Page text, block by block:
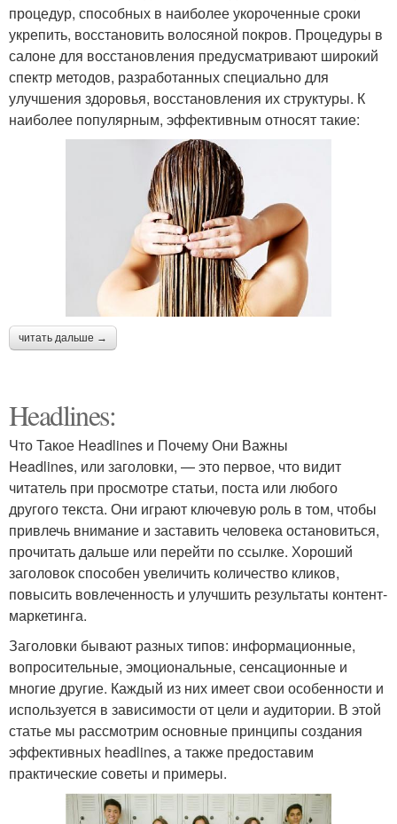
процедур, способных в наиболее укороченные сроки
укрепить, восстановить волосяной покров. Процедуры в
салоне для восстановления предусматривают широкий
спектр методов, разработанных специально для
улучшения здоровья, восстановления их структуры. К
наиболее популярным, эффективным относят такие:
читать дальше →
Headlines:
Что Такое Headlines и Почему Они Важны
Headlines, или заголовки, — это первое, что видит
читатель при просмотре статьи, поста или любого
другого текста. Они играют ключевую роль в том, чтобы
привлечь внимание и заставить человека остановиться,
прочитать дальше или перейти по ссылке. Хороший
заголовок способен увеличить количество кликов,
повысить вовлеченность и улучшить результаты контент-
маркетинга.
Заголовки бывают разных типов: информационные,
вопросительные, эмоциональные, сенсационные и
многие другие. Каждый из них имеет свои особенности и
используется в зависимости от цели и аудитории. В этой
статье мы рассмотрим основные принципы создания
эффективных headlines, а также предоставим
практические советы и примеры.